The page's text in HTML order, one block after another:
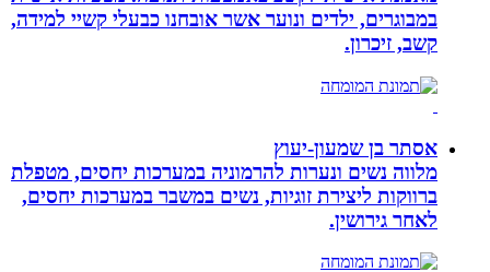
במבוגרים, ילדים ונוער אשר אובחנו כבעלי קשיי למידה,
קשב, זיכרון.
אסתר בן שמעון-יעוץ
מלווה נשים ונערות להרמוניה במערכות יחסים, מטפלת
ברווקות ליצירת זוגיות, נשים במשבר במערכות יחסים,
לאחר גירושין.